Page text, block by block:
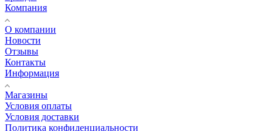
Компания
О компании
Новости
Отзывы
Контакты
Информация
Магазины
Условия оплаты
Условия доставки
Политика конфиденциальности